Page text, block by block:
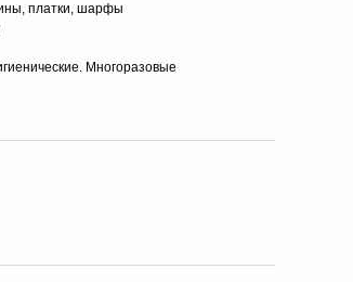
платки, шарфы
Многоразовые